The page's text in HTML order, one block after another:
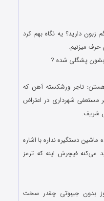
زبون دارید؟ یه نگاه بهم کرد
حرف میزنیم.
پشگلی شده ?
هستن: تاجر ورشکسته آهن که
مستعفی شهرداری در اعتراض
شریف.
دستگیره نداره با اشاره
می‌کنه فیچرش اینه که ترمز
بدون جیبوتی چقدر سخت